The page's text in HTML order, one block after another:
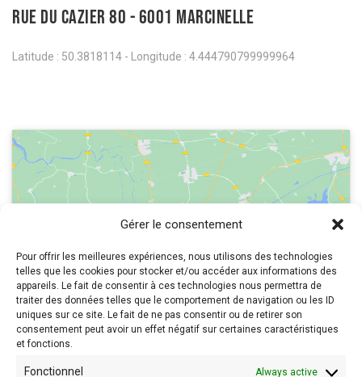
Gérer le consentement
Pour offrir les meilleures expériences, nous utilisons des technologies
telles que les cookies pour stocker et/ou accéder aux informations des
appareils. Le fait de consentir à ces technologies nous permettra de
traiter des données telles que le comportement de navigation ou les ID
uniques sur ce site. Le fait de ne pas consentir ou de retirer son
consentement peut avoir un effet négatif sur certaines caractéristiques
et fonctions.
Fonctionnel Always active
Rue du Cazier 80 - 6001 Marcinelle
Latitude : 50.3818114 - Longitude : 4.444790799999964
Click 'I agree' to enable Google maps
I agree